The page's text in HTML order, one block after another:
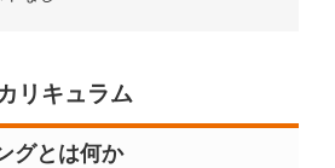
リキュラム
グとは何か​​